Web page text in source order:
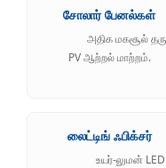
சோலார் பேனல்கள்
அதிக மகசூல்
PV ஆற்றல் மாற்றம்.
லைட்டிங் ஃபிக்சர்
உயர்-லுமன் LED